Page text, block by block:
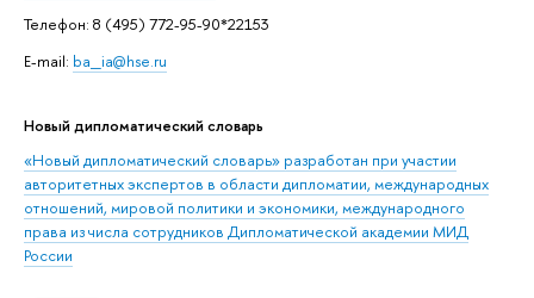
Телефон: 8 (495) 772-95-90*22153
E-mail: ba_ia@hse.ru
Новый дипломатический словарь
«Новый дипломатический словарь» разработан при участии
авторитетных экспертов в области дипломатии, международных
отношений, мировой политики и экономики, международного
права из числа сотрудников Дипломатической академии МИД
России